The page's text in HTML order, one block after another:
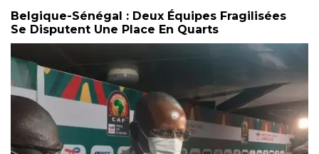
Belgique-Sénégal : Deux Équipes Fragilisées
Se Disputent Une Place En Quarts